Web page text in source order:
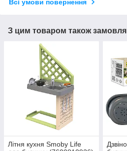
Всі умови повернення
З цим товаром також
Літня кухня Smoby Life